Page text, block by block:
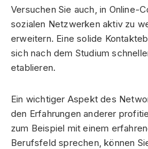
Versuchen Sie auch, in Online-
sozialen Netzwerken aktiv zu
erweitern. Eine solide
sich nach dem Studium
etablieren.
Ein wichtiger Aspekt des
den Erfahrungen anderer
zum Beispiel mit einem
Berufsfeld sprechen, können